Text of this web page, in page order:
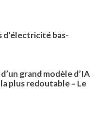
d’électricité bas-
grand modèle d’IA
plus redoutable – Le